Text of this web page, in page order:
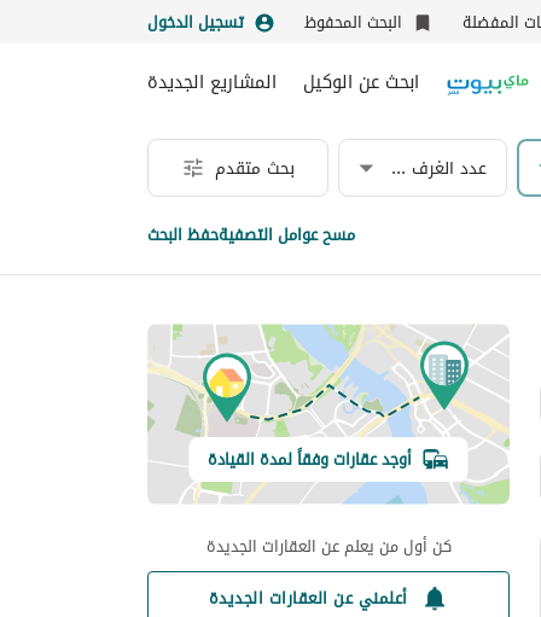
المفضلة البحث المحفوظ تسجيل الدخول
ابحث عن الوكيل المشاريع الجديدة
عدد الغرف & الحمامات بحث متقدم
مسح عوامل التصفيةحفظ البحث
أوجد عقارات وفقاً لمدة القيادة
كن أول من يعلم عن العقارات الجديدة
أعلمني عن العقارات الجديدة